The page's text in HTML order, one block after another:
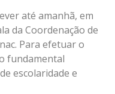
até amanhã, em
da Coordenação de
Para efetuar o
fundamental
escolaridade e